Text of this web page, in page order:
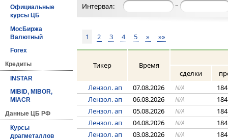
Официальные
курсы ЦБ
МосБиржа
Валютный
Forex
Кредиты
INSTAR
MIBID, MIBOR,
MIACR
Данные ЦБ РФ
Курсы
драгметаллов
Интервал: –
1 2 3 4 5 » »»
Тикер
Время
сделки
Лензол. ап
07.08.2026 N/A
184
Лензол. ап
06.08.2026 N/A
184
Лензол. ап
05.08.2026 N/A
184
Лензол. ап
04.08.2026 N/A
184
Лензол. ап
03.08.2026 N/A
184